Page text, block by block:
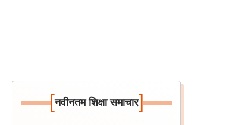
[नवीनतम शिक्षा समाचार]